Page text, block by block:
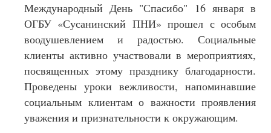
Международный День "Спасибо" 16 января в
ОГБУ «Сусанинский ПНИ» прошел с особым
воодушевлением и радостью. Социальные
клиенты активно участвовали в мероприятиях,
посвященных этому празднику благодарности.
Проведены уроки вежливости, напоминавшие
социальным клиентам о важности проявления
уважения и признательности к окружающим.